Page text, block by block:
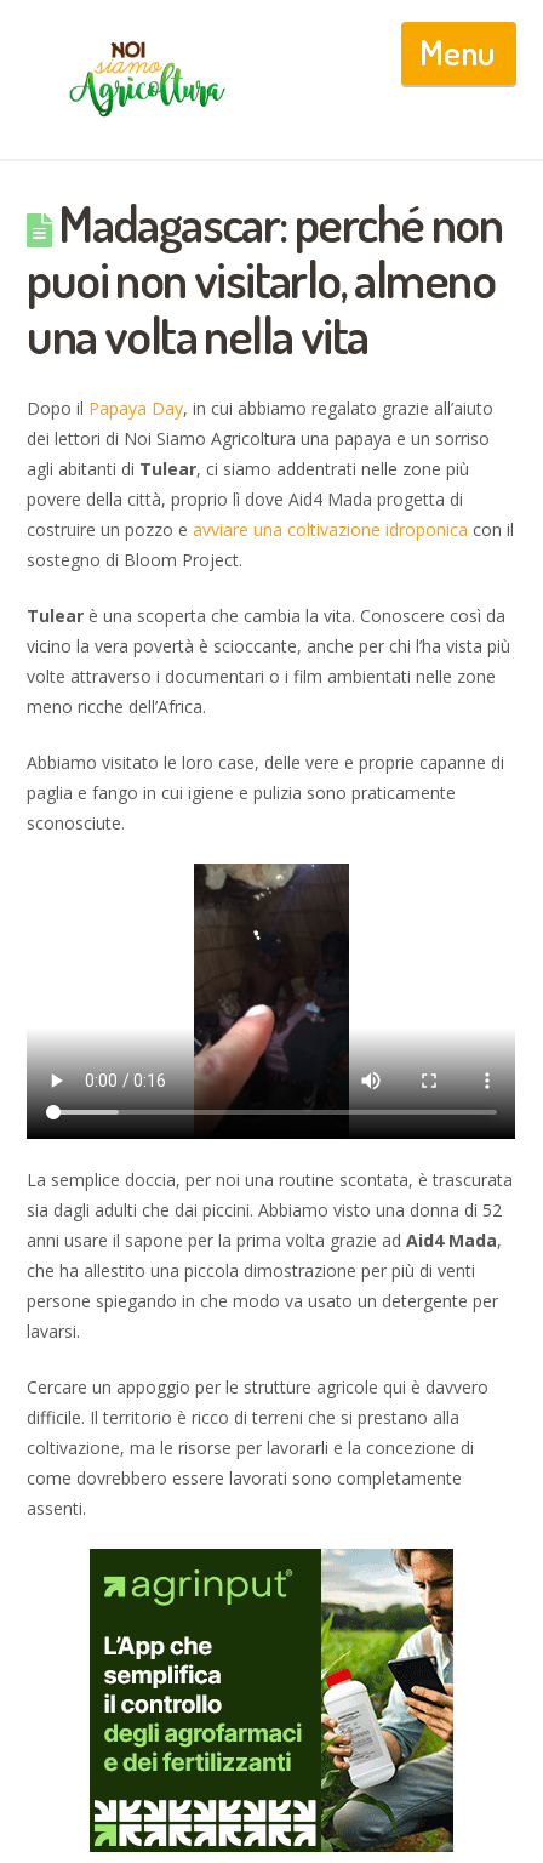
Madagascar: perché non
puoi non visitarlo, almeno
una volta nella vita
Dopo il Papaya Day, in cui abbiamo regalato grazie all’aiuto
dei lettori di Noi Siamo Agricoltura una papaya e un sorriso
agli abitanti di Tulear, ci siamo addentrati nelle zone più
povere della città, proprio lì dove Aid4 Mada progetta di
costruire un pozzo eavviare una coltivazione idroponica con il
sostegno di Bloom Project.
Tulear è una scoperta che cambia la vita. Conoscere così da
vicino la vera povertà è scioccante, anche per chi l’ha vista più
volte attraverso i documentari o i film ambientati nelle zone
meno ricche dell’Africa.
Abbiamo visitato le loro case, delle vere e proprie capanne di
paglia e fango in cui igiene e pulizia sono praticamente
sconosciute.
La semplice doccia, per noi una routine scontata, è trascurata
sia dagli adulti che dai piccini. Abbiamo visto una donna di 52
anni usare il sapone per la prima volta grazie adAid4 Mada,
che ha allestito una piccola dimostrazione per più di venti
persone spiegando in che modo va usato un detergente per
lavarsi.
Cercare un appoggio per le strutture agricole qui è davvero
difficile. Il territorio è ricco di terreni che si prestano alla
coltivazione, ma le risorse per lavorarli e la concezione di
come dovrebbero essere lavorati sono completamente
assenti.